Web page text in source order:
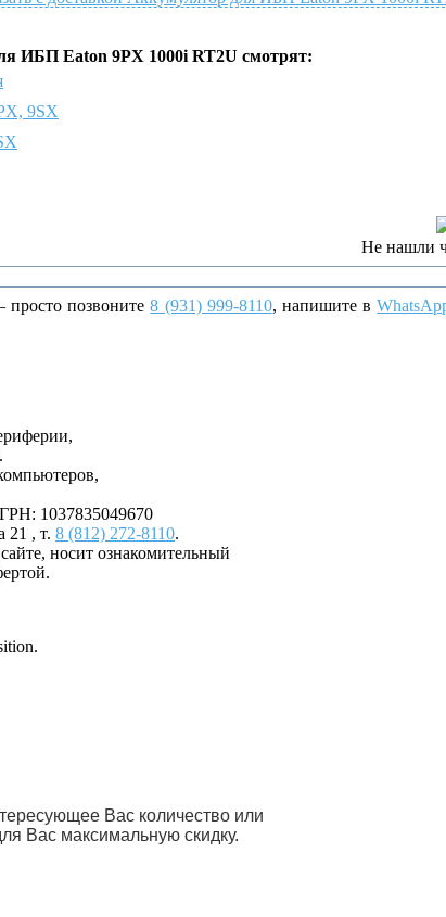
ИБП Eaton 9PX 1000i RT2U смотрят:
9SX
Не нашли
просто позвоните8 (931) 999-8110, напишитев
1037835049670
21 , т. 8 (812) 272-8110.
носит ознакомительный
Вас количество или
Вас максимальную скидку.